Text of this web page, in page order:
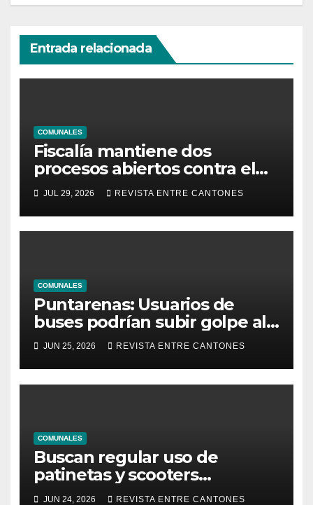
Entrada relacionada
COMUNALES
Fiscalía mantiene dos
procesos abiertos contra el
alcalde de Grecia
JUL 29, 2026 REVISTA ENTRE CANTONES
COMUNALES
Puntarenas: Usuarios de
buses podrían subir golpe al
bolsillo
JUN 25, 2026 REVISTA ENTRE CANTONES
COMUNALES
Buscan regular uso de
patinetas y scooters
eléctricos en Puntarenas
JUN 24, 2026 REVISTA ENTRE CANTONES